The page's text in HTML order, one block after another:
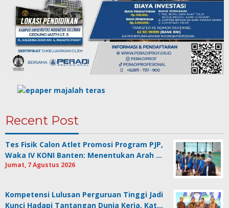
Recent Post
Tes Fisik Calon Atlet Promosi Program PJP,
Waka IV KONI Banten: Menentukan Arah …
Jumat, 7 Agustus 2026
Kompetensi Lulusan Perguruan Tinggi Jadi
Kunci Hadapi Tantangan Dunia Kerja, Kat…